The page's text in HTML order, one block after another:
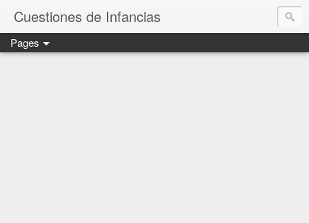
Cuestiones de Infancias
Pages